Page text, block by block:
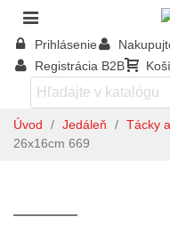
Prihlásenie
Registrácia B2B
Úvod / Jedáleň / Tácky
26x16cm 669